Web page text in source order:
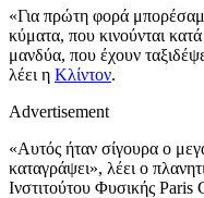
«Για πρώτη φορά
κύματα, που κινούνται
μανδύα, που έχουν
λέει η Κλίντον.
Advertisement
«Αυτός ήταν σίγουρα ο
καταγράψει», λέει ο
Ινστιτούτου Φυσικής Paris